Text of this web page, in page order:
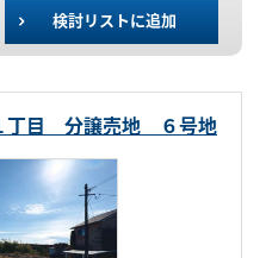
検討リストに追加
丁目 分譲売地 ６号地